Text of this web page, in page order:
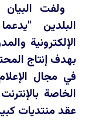
ولفت
البلدين
الإلكترونية
بهدف إنتاج
في مجال
الخاصة
عقد منتديات